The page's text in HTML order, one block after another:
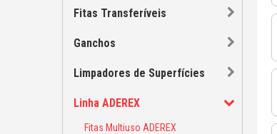
Fitas Transferíveis
Ganchos
Limpadores de Superfícies
Linha ADEREX
Fitas Multiuso ADEREX